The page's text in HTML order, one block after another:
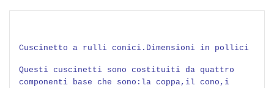
Cuscinetto a rulli conici.Dimensioni in pollici
Questi cuscinetti sono costituiti da quattro
componenti base che sono:la coppa,il cono,i